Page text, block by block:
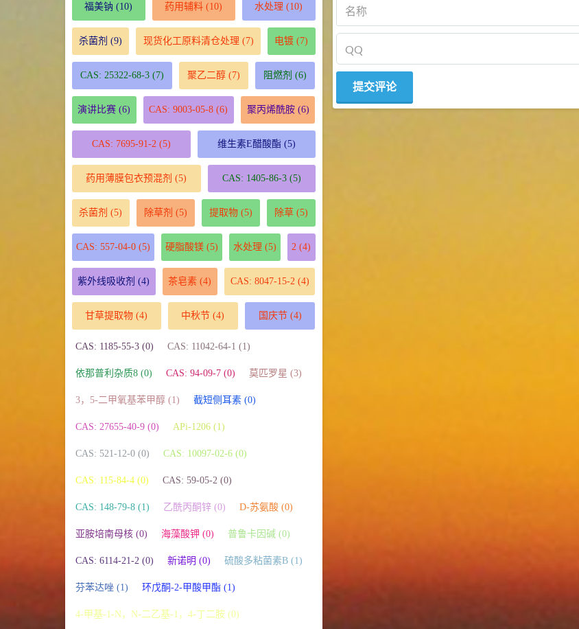
福美钠 (10) 药用辅料 (10) 水处理 (10)
杀菌剂 (9) 现货化工原料清仓处理 (7) 电镀 (7)
CAS: 25322-68-3(7) 聚乙二醇(7) 阻燃剂 (6)
演讲比赛 (6) CAS: 9003-05-8 (6) 聚丙烯酰胺(6)
CAS: 7695-91-2 (5) 维生素E醋酸酯(5)
药用薄膜包衣预混剂 (5) CAS: 1405-86-3(5)
杀菌剂 (5) 除草剂 (5) 提取物(5) 除草(5)
CAS: 557-04-0(5) 硬脂酸镁(5) 水处理 (5) 2 (4)
紫外线吸收剂 (4) 茶皂素 (4) CAS: 8047-15-2 (4)
甘草提取物 (4) 中秋节 (4) 国庆节(4)
CAS: 1185-55-3 (0) CAS: 11042-64-1 (1)
依那普利杂质8 (0) CAS: 94-09-7 (0) 莫匹罗星 (3)
3，5-二甲氧基苯甲醇 (1) 截短侧耳素 (0)
CAS: 27655-40-9 (0) APi-1206 (1)
CAS: 521-12-0 (0) CAS: 10097-02-6 (0)
CAS: 115-84-4 (0) CAS: 59-05-2 (0)
CAS: 148-79-8 (1) 乙酰丙酮锌 (0) D-苏氨酸 (0)
亚胺培南母核 (0) 海藻酸钾 (0) 普鲁卡因碱 (0)
CAS: 6114-21-2 (0) 新诺明 (0) 硫酸多粘菌素B (1)
芬苯达唑 (1) 环戊酮-2-甲酸甲酯 (1)
4-甲基-1-N，N-二乙基-1，4-丁二胺 (0)